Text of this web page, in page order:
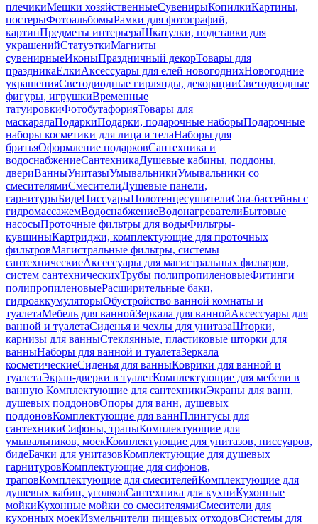
плечикиМешки хозяйственныеСувенирыКопилкиКартины,
постерыФотоальбомыРамки для фотографий,
картинПредметы интерьераШкатулки, подставки для
украшенийСтатуэткиМагниты
сувенирныеИконыПраздничный декорТовары для
праздникаЕлкиАксессуары для елей новогоднихНовогодние
украшенияСветодиодные гирлянды, декорацииСветодиодные
фигуры, игрушкиВременные
татуировкиФотобутафорияТовары для
маскарадаПодаркиПодарки, подарочные наборыПодарочные
наборы косметики для лица и телаНаборы для
бритьяОформление подарковСантехника и
водоснабжениеСантехникаДушевые кабины, поддоны,
двериВанныУнитазыУмывальникиУмывальники со
смесителямиСмесителиДушевые панели,
гарнитурыБидеПиссуарыПолотенцесушителиСпа-бассейны с
гидромассажемВодоснабжениеВодонагревателиБытовые
насосыПроточные фильтры для водыФильтры-
кувшиныКартриджи, комплектующие для проточных
фильтровМагистральные фильтры, системы
сантехническиеАксессуары для магистральных фильтров,
систем сантехническихТрубы полипропиленовыеФитинги
полипропиленовыеРасширительные баки,
гидроаккумуляторыОбустройство ванной комнаты и
туалетаМебель для ваннойЗеркала для ваннойАксессуары для
ванной и туалетаСиденья и чехлы для унитазаШторки,
карнизы для ванныСтеклянные, пластиковые шторки для
ванныНаборы для ванной и туалетаЗеркала
косметическиеСиденья для ванныКоврики для ванной и
туалетаЭкран-дверки в туалетКомплектующие для мебели в
ванную Комплектующие для сантехникиЭкраны для ванн,
душевых поддоновОпоры для ванн, душевых
поддоновКомплектующие для ваннПлинтусы для
сантехникиСифоны, трапыКомплектующие для
умывальников, моекКомплектующие для унитазов, писсуаров,
бидеБачки для унитазовКомплектующие для душевых
гарнитуровКомплектующие для сифонов,
траповКомплектующие для смесителейКомплектующие для
душевых кабин, уголковСантехника для кухниКухонные
мойкиКухонные мойки со смесителямиСмесители для
кухонных моекИзмельчители пищевых отходовСистемы для